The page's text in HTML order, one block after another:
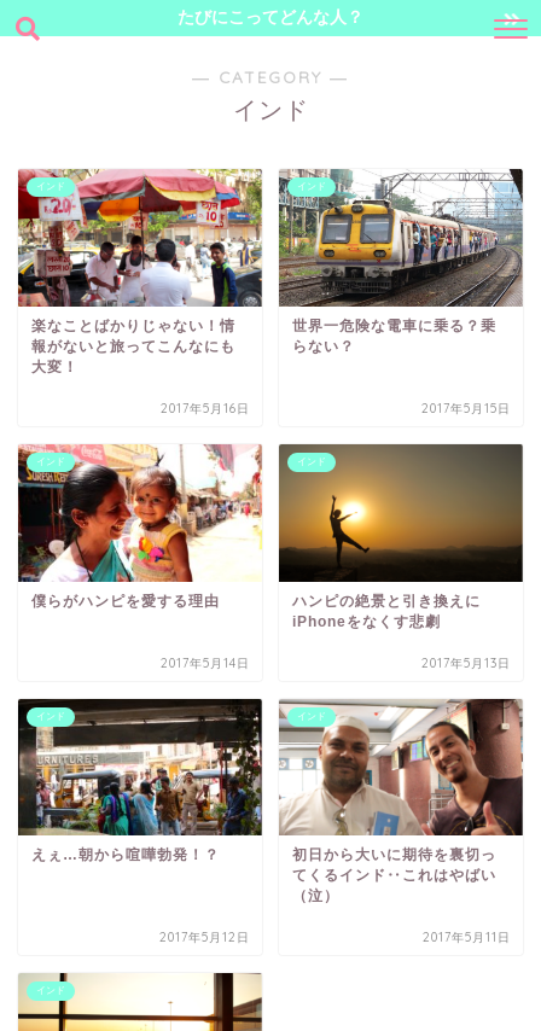
たびにこってどんな人？
― CATEGORY ―
インド
インド
楽なことばかりじゃない！情
報がないと旅ってこんなにも
大変！
2017年5月16日
インド
世界一危険な電車に乗る？乗
らない？
2017年5月15日
インド
僕らがハンピを愛する理由
2017年5月14日
インド
ハンピの絶景と引き換えに
iPhoneをなくす悲劇
2017年5月13日
インド
えぇ…朝から喧嘩勃発！？
2017年5月12日
インド
初日から大いに期待を裏切っ
てくるインド‥これはやばい
（泣）
2017年5月11日
インド